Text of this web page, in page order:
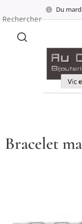
Du
Rechercher
Bracelet